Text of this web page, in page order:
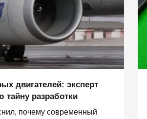
двигателей: эксперт
тайну разработки
почему современный